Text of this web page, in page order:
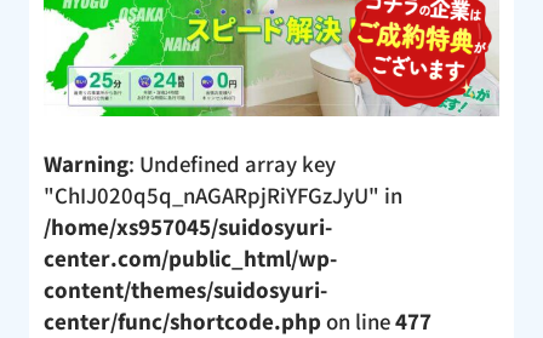
Warning: Undefined array key
"ChIJ020q5q_nAGARpjRiYFGzJyU" in
/home/xs957045/suidosyuri-
center.com/public_html/wp-
content/themes/suidosyuri-
center/func/shortcode.php on line477